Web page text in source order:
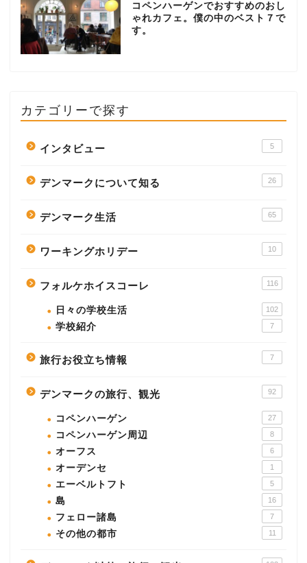
コペンハーゲンでおすすめのおし
ゃれカフェ。僕の中のベスト７で
す。
カテゴリーで探す
インタビュー 5
デンマークについて知る 26
デンマーク生活 65
ワーキングホリデー 10
フォルケホイスコーレ 116
日々の学校生活 102
学校紹介 7
旅行お役立ち情報 7
デンマークの旅行、観光 92
コペンハーゲン 27
コペンハーゲン周辺 8
オーフス 6
オーデンセ 1
エーベルトフト 5
島 16
フェロー諸島 7
その他の都市 11